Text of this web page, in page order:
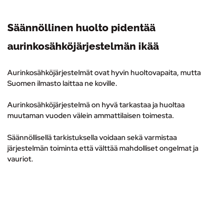
Säännöllinen huolto pidentää
aurinkosähköjärjestelmän ikää
Aurinkosähköjärjestelmät ovat hyvin huoltovapaita, mutta
Suomen ilmasto laittaa ne koville.
Aurinkosähköjärjestelmä on hyvä tarkastaa ja huoltaa
muutaman vuoden välein ammattilaisen toimesta.
Säännöllisellä tarkistuksella voidaan sekä varmistaa
järjestelmän toiminta että välttää mahdolliset ongelmat ja
vauriot.